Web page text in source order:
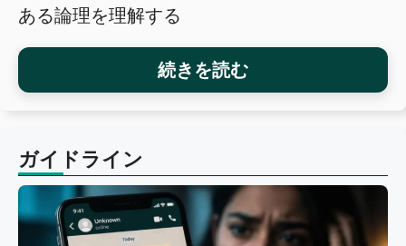
ある論理を理解する
続きを読む
ガイドライン